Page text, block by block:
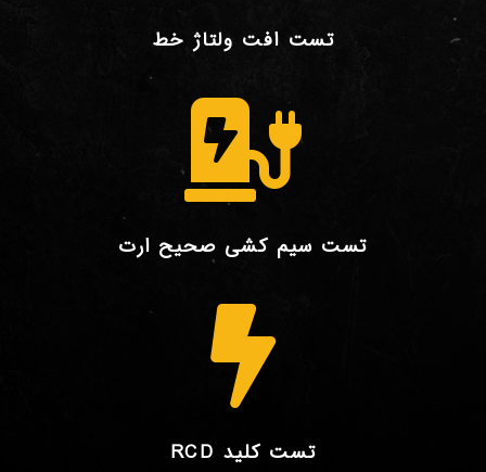
تست افت ولتاژ خط

تست سیم کشی صحیح ارت

تست کلید RCD